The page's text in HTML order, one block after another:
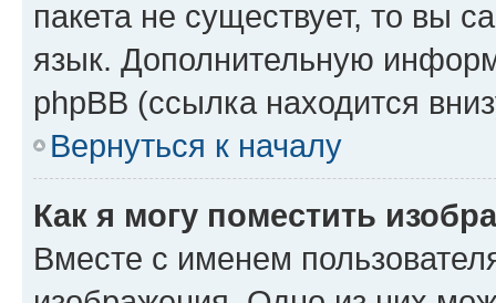
пакета не существует, то вы
язык. Дополнительную
phpBB (ссылка находится
Вернуться к началу
Как я могу поместить
Вместе с именем